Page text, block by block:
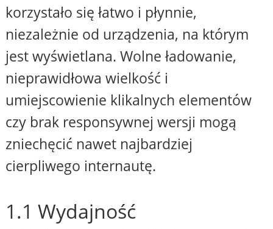
korzystało się łatwo i płynnie,
niezależnie od urządzenia, na którym
jest wyświetlana. Wolne ładowanie,
nieprawidłowa wielkość i
umiejscowienie klikalnych elementów
czy brak responsywnej wersji mogą
zniechęcić nawet najbardziej
cierpliwego internautę.
1.1 Wydajność